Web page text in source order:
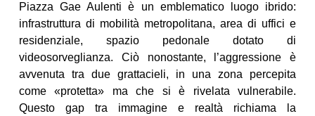
Piazza Gae Aulenti è un emblematico luogo ibrido:
infrastruttura di mobilità metropolitana, area di uffici e
residenziale, spazio pedonale dotato di
videosorveglianza. Ciò nonostante, l’aggressione è
avvenuta tra due grattacieli, in una zona percepita
come «protetta» ma che si è rivelata vulnerabile.
Questo gap tra immagine e realtà richiama la